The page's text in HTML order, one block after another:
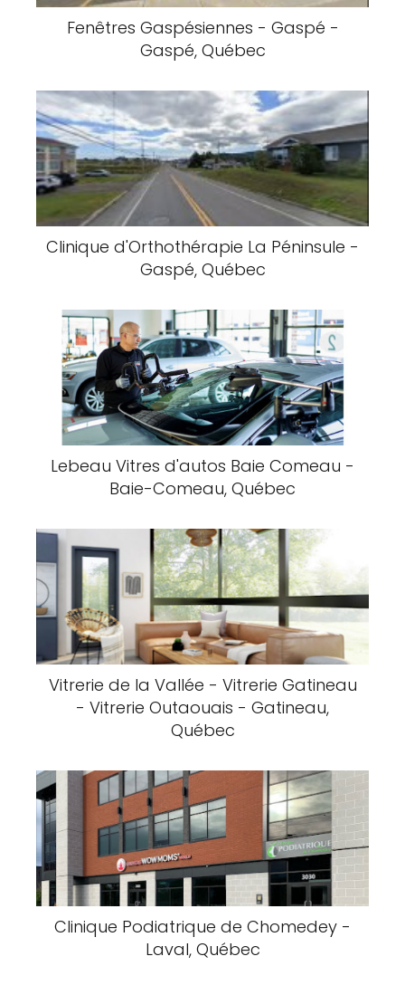
Fenêtres Gaspésiennes - Gaspé -
Gaspé, Québec
Clinique d'Orthothérapie La Péninsule -
Gaspé, Québec
Lebeau Vitres d'autos Baie Comeau -
Baie-Comeau, Québec
Vitrerie de la Vallée - Vitrerie Gatineau
- Vitrerie Outaouais - Gatineau,
Québec
Clinique Podiatrique de Chomedey -
Laval, Québec